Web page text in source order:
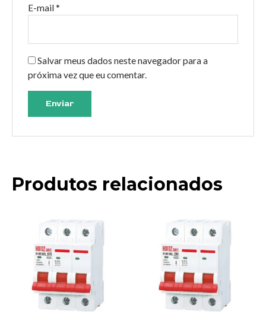
E-mail *
Salvar meus dados neste navegador para a
próxima vez que eu comentar.
Produtos relacionados